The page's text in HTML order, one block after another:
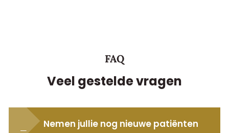
FAQ
Veel gestelde vragen
Nemen jullie nog nieuwe patiënten